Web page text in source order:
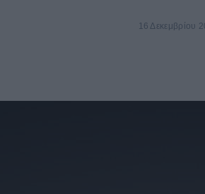
16 Δεκεμβρίου